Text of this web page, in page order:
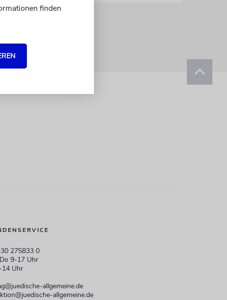
275833 0
9-17 Uhr
14 Uhr
allgemeine.de
allgemeine.de
finden